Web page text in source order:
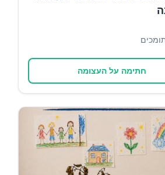
חתימה על העצומה